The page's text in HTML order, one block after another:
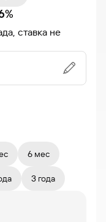
%
ставка не
6 мес
3 года